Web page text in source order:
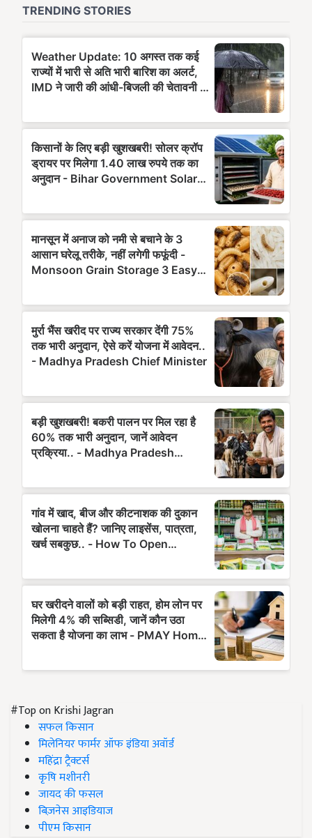
#Top on Krishi Jagran
सफल किसान
मिलेनियर फार्मर ऑफ इंडिया अवॉर्ड
महिंद्रा ट्रैक्टर्स
कृषि मशीनरी
जायद की फसल
बिज़नेस आइडियाज
पीएम किसान